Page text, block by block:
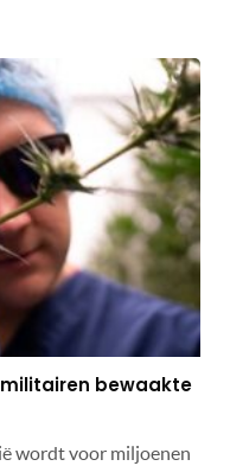
bewaakte
wordt voor miljoenen